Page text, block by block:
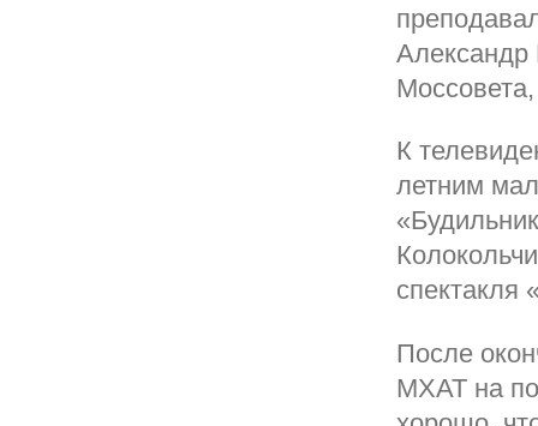
Александр
К
летним
спектакля
После
МХАТ на